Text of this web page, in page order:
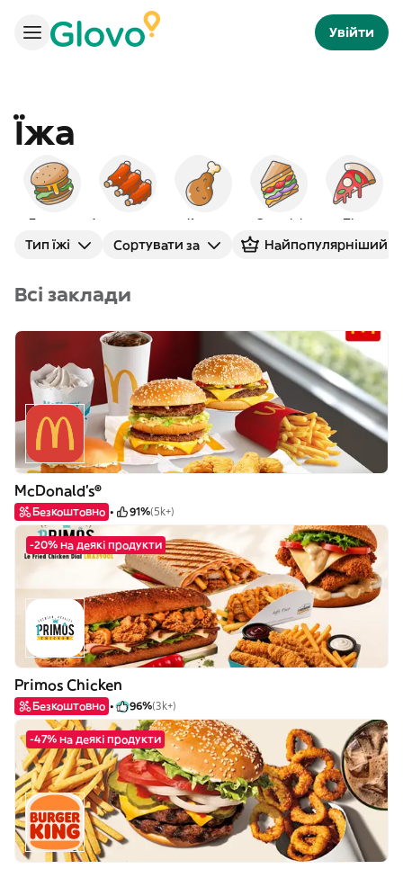
Увійти
Їжа
Бургери Курка Сендвічі Піца
Тип їжі Сортувати за Найпопулярніший
Всі заклади
McDonald's®
Безкоштовно 91%(5k+)
-20% на деякі продукти
Primos Chicken
Безкоштовно 96%(3k+)
-47% на деякі продукти